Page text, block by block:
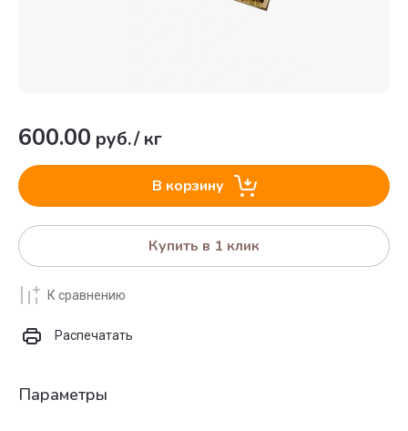
600.00 руб./кг
В корзину
Купить в 1 клик
К сравнению
Распечатать
Параметры